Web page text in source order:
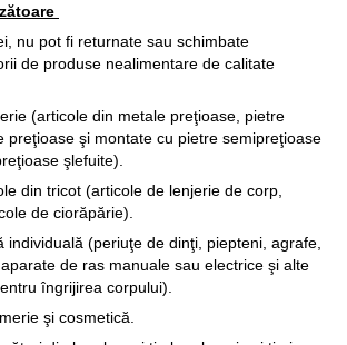
nu pot fi returnate sau schimbate
de produse nealimentare de calitate
(articole din metale preţioase, pietre
preţioase şi montate cu pietre semipreţioase
şlefuite).
din tricot (articole de lenjerie de corp,
de ciorăpărie).
individuală (periuţe de dinţi, piepteni, agrafe,
de ras manuale sau electrice şi alte
îngrijirea corpului).
şi cosmetică.